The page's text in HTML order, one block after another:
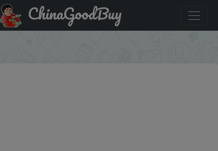
Придбати Налобный фонарь Космос KocH103COBLED
три режима работы
ChinaGoodBuy